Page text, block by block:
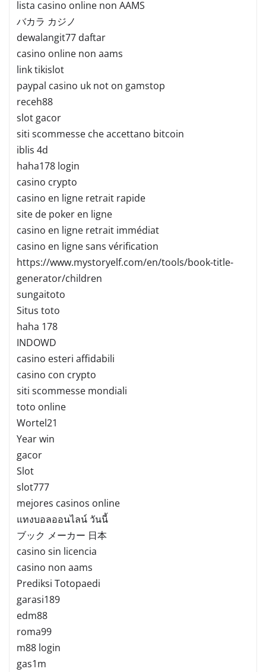
lista casino online non AAMS
バカラ カジノ
dewalangit77 daftar
casino online non aams
link tikislot
paypal casino uk not on gamstop
receh88
slot gacor
siti scommesse che accettano bitcoin
iblis 4d
haha178 login
casino crypto
casino en ligne retrait rapide
site de poker en ligne
casino en ligne retrait immédiat
casino en ligne sans vérification
https://www.mystoryelf.com/en/tools/book-title-
generator/children
sungaitoto
Situs toto
haha 178
INDOWD
casino esteri affidabili
casino con crypto
siti scommesse mondiali
toto online
Wortel21
Year win
gacor
Slot
slot777
mejores casinos online
แทงบอลออนไลน์ วันนี้
ブック メーカー 日本
casino sin licencia
casino non aams
Prediksi Totopaedi
garasi189
edm88
roma99
m88 login
gas1m